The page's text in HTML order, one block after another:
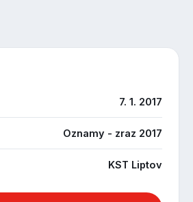
7. 1. 2017
Oznamy - zraz 2017
KST Liptov